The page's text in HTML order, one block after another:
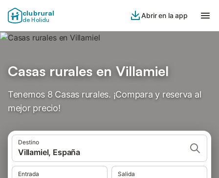
clubrural
de Holidu
Abrir en la app
Casas rurales en Villamiel
Tenemos 8 Casas rurales. ¡Compara y reserva al
mejor precio!
Destino
Villamiel, España
Entrada Salida